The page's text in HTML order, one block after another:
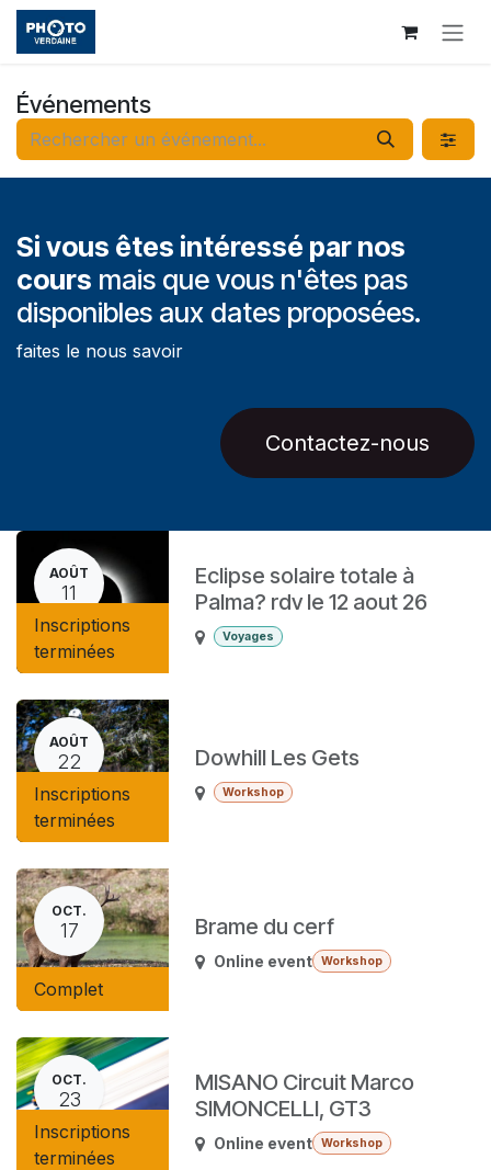
Se rendre au contenu
Événements
Si vous êtes intéressé par nos
cours mais que vous n'êtes pas
disponibles aux dates proposées.
faites le nous savoir
Contactez-nous
AOÛT
11
Inscriptions
terminées
Eclipse solaire totale à
Palma? rdv le 12 aout 26
Voyages
AOÛT
22
Inscriptions
terminées
Dowhill Les Gets
Workshop
OCT.
17
Complet
Brame du cerf
Online event Workshop
OCT.
23
Inscriptions
terminées
MISANO Circuit Marco
SIMONCELLI, GT3
Online event Workshop